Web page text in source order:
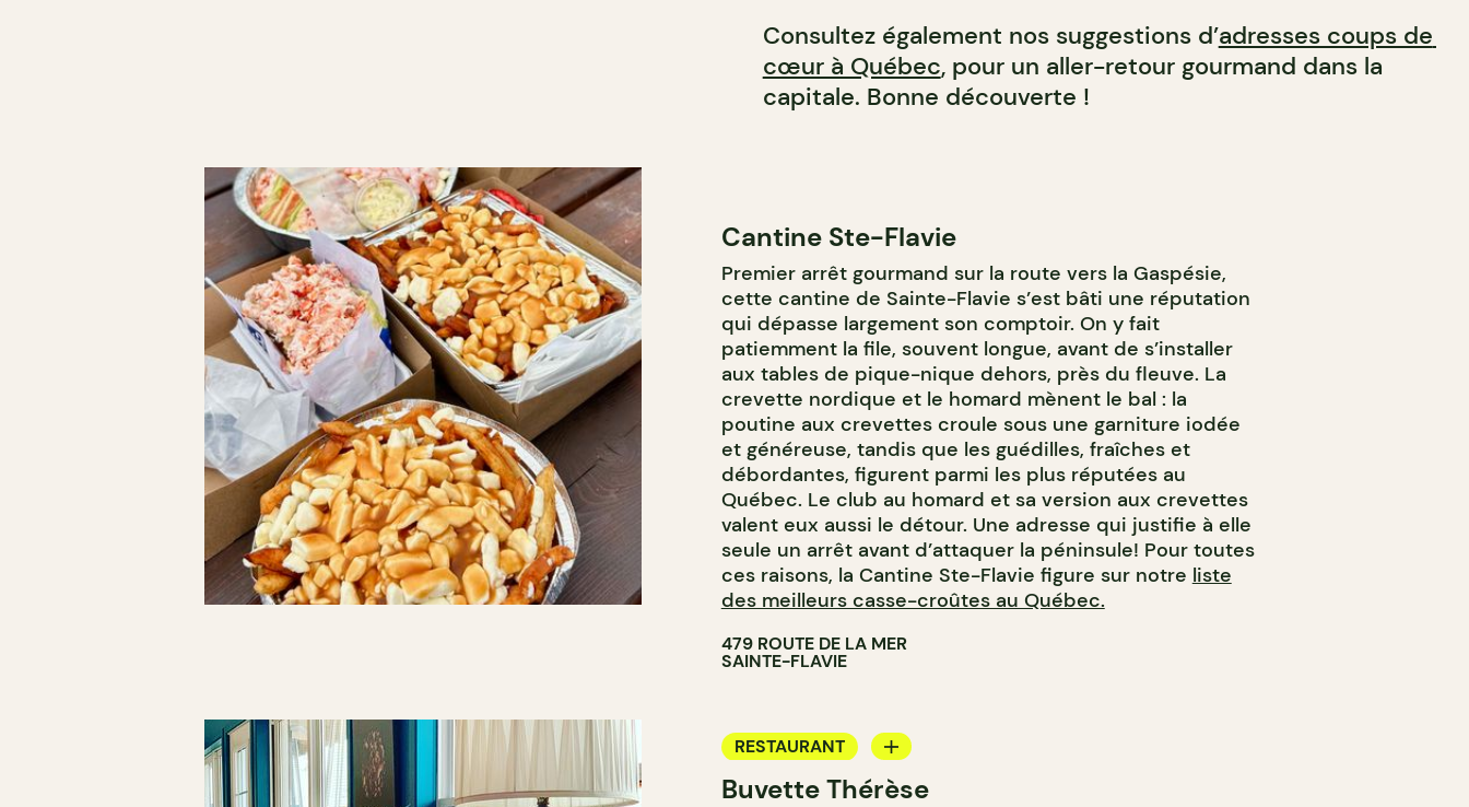
Consultez également nos suggestions d’adresses coups de
cœur à Québec, pour un aller-retour gourmand dans la
capitale. Bonne découverte !
Cantine Ste-Flavie
Premier arrêt gourmand sur la route vers la Gaspésie,
cette cantine de Sainte-Flavie s’est bâti une réputation
qui dépasse largement son comptoir. On y fait
patiemment la file, souvent longue, avant de s’installer
aux tables de pique-nique dehors, près du fleuve. La
crevette nordique et le homard mènent le bal : la
poutine aux crevettes croule sous une garniture iodée
et généreuse, tandis que les guédilles, fraîches et
débordantes, figurent parmi les plus réputées au
Québec. Le club au homard et sa version aux crevettes
valent eux aussi le détour. Une adresse qui justifie à elle
seule un arrêt avant d’attaquer la péninsule! Pour toutes
ces raisons, la Cantine Ste-Flavie figure sur notre liste
des meilleurs casse-croûtes au Québec.
479 ROUTE DE LA MER
SAINTE-FLAVIE
RESTAURANT
BAR À VIN
Buvette Thérèse